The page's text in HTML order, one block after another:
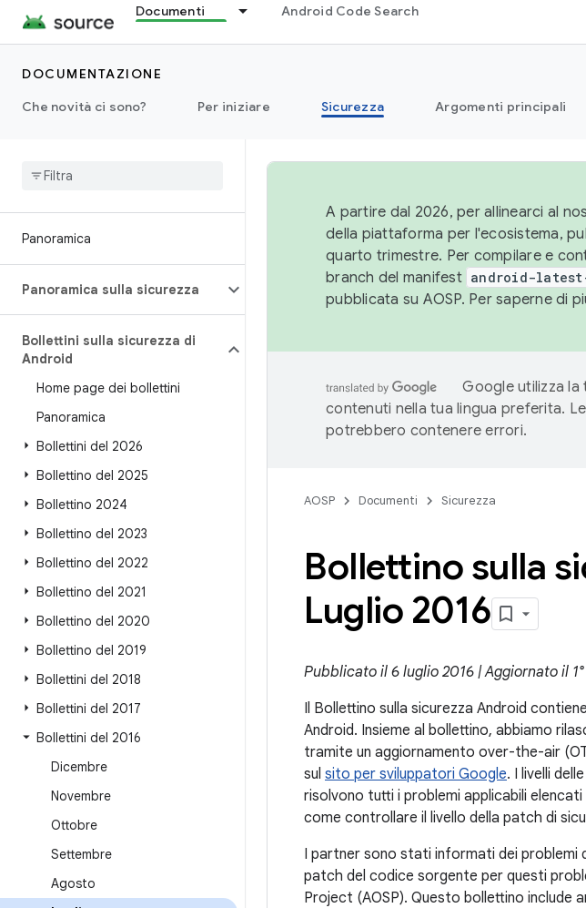
Documenti Android Code Search
DOCUMENTAZIONE
Che novità ci sono?
Per iniziare Sicurezza Argomenti principali
Panoramica
Panoramica sulla sicurezza
Bollettini sulla sicurezza di
Android
Home page dei bollettini
Panoramica
Bollettini del 2026
Bollettino del 2025
Bollettino 2024
Bollettino del 2023
Bollettino del 2022
Bollettino del 2021
Bollettino del 2020
Bollettino del 2019
Bollettini del 2018
Bollettini del 2017
Bollettini del 2016
Dicembre
Novembre
Ottobre
Settembre
Agosto
A partire dal 2026, per allinearci al
della piattaforma per l'ecosistema,
quarto trimestre. Per compilare e
branch del manifest android-
pubblicata su AOSP. Per saperne di
Google utilizza
contenuti nella tua lingua preferita.
potrebbero contenere errori.
AOSP Documenti Sicurezza
Bollettino sulla
Luglio 2016
Pubblicato il 6 luglio 2016 | Aggiornato il
Il Bollettino sulla sicurezza Android
Android. Insieme al bollettino, abbiamo
tramite un aggiornamento over-the-air
sul sito per sviluppatori Google. I livelli
risolvono tutti i problemi applicabili
come controllare il livello della patch di
I partner sono stati informati dei problemi
patch del codice sorgente per questi
Project (AOSP). Questo bollettino include